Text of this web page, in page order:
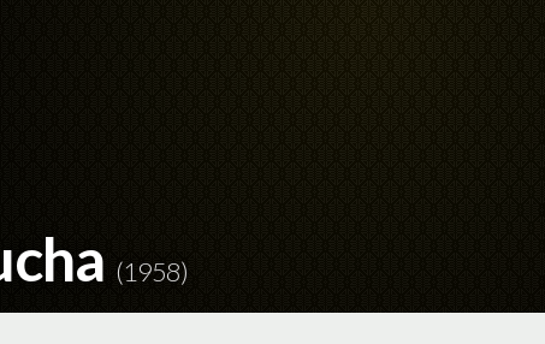
(1958)